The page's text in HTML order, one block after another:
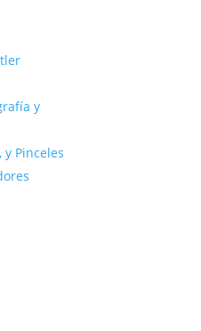
y
y Pinceles